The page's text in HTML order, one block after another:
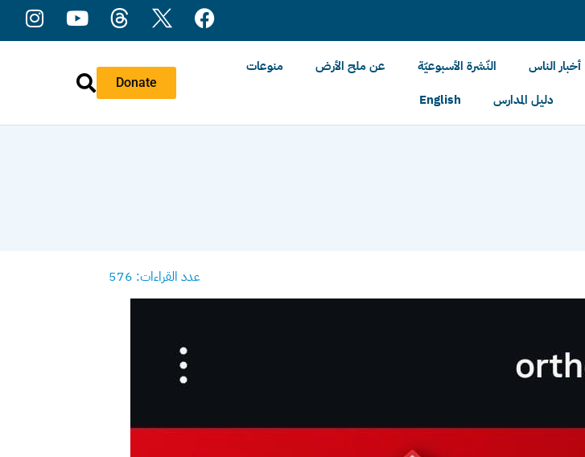
Donate
أخبار الناس النّشرة الأسبوعيّة عن ملح الأرض
منوعات
دليل المدارس English
عدد القراءات: 576